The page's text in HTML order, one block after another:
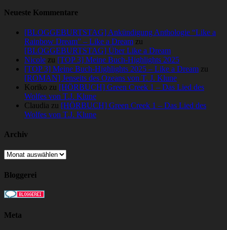
Neueste Kommentare
[BLOGGEBURTSTAG] Ankündigung Anthologie “Like a
Rainbow Dream” – Like a Dream zu
[BLOGGEBURTSTAG] Über Like a Dream
Nicole zu [TOP 3] Meine Buch-Highlights 2025
[TOP 3] Meine Buch-Highlights 2025 – Like a Dream zu
[ROMAN] Jenseits des Ozeans von T. J. Klune
Koriko zu [HÖRBUCH] Green Creek 1 – Das Lied des
Wolfes von T.J. Klune
Claudia zu [HÖRBUCH] Green Creek 1 – Das Lied des
Wolfes von T.J. Klune
Archiv
Archiv
Bloggerei
Meta